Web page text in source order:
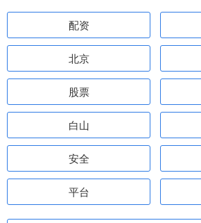
配资
北京
股票
白山
安全
平台